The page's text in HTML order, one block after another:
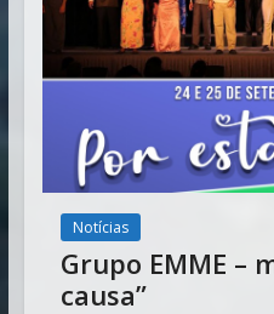
Notícias
Grupo EMME –
causa”